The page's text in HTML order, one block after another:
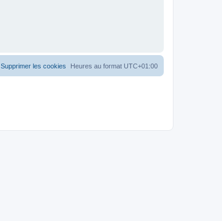
Heures au format UTC+01:00
Supprimer les cookies